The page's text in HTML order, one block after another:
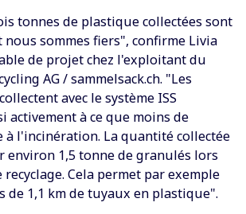
tonnes de plastique collectées sont
sommes fiers", confirme Livia
de projet chez l'exploitant du
AG / sammelsack.ch. "Les
avec le système ISS
activement à ce que moins de
à l'incinération. La quantité collectée
environ 1,5 tonne de granulés lors
Cela permet par exemple
1,1 km de tuyaux en plastique".